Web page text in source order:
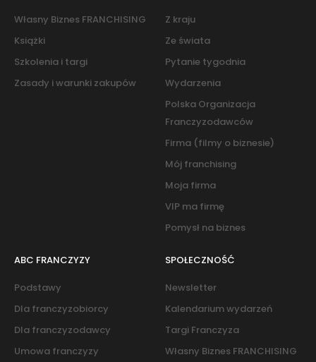
Własny Biznes FRANCHISING
Książki
Szkolenia i targi
Zasady i warunki zakupów
Z kraju
Ze świata
Pytanie tygodnia
Wydarzenia
Polska Organizacja
Franczyzodawców
Firma (filmy o biznesie)
Mój franchising
Moja firma
VIP ma firmę
Pomysł na biznes
ABC FRANCZYZY
Podstawy
Dla franczyzobiorcy
Dla franczyzodawcy
Umowa franczyzy
SPOŁECZNOŚĆ
Newsletter
Kalendarium wydarzeń
Targi Franczyza
Własny Biznes FRANCHISING